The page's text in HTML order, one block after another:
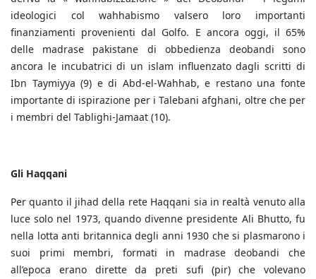
ideologici col wahhabismo valsero loro importanti
finanziamenti provenienti dal Golfo. E ancora oggi, il 65%
delle madrase pakistane di obbedienza deobandi sono
ancora le incubatrici di un islam influenzato dagli scritti di
Ibn Taymiyya (9) e di Abd-el-Wahhab, e restano una fonte
importante di ispirazione per i Talebani afghani, oltre che per
i membri del Tablighi-Jamaat (10).
Gli Haqqani
Per quanto il jihad della rete Haqqani sia in realtà venuto alla
luce solo nel 1973, quando divenne presidente Ali Bhutto, fu
nella lotta anti britannica degli anni 1930 che si plasmarono i
suoi primi membri, formati in madrase deobandi che
all’epoca erano dirette da preti sufi (pir) che volevano